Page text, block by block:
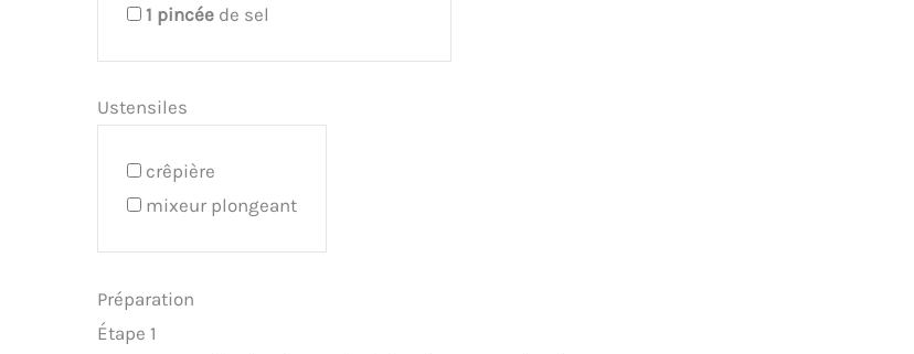
1 pincée de sel
Ustensiles
crêpière
mixeur plongeant
Préparation
Étape 1